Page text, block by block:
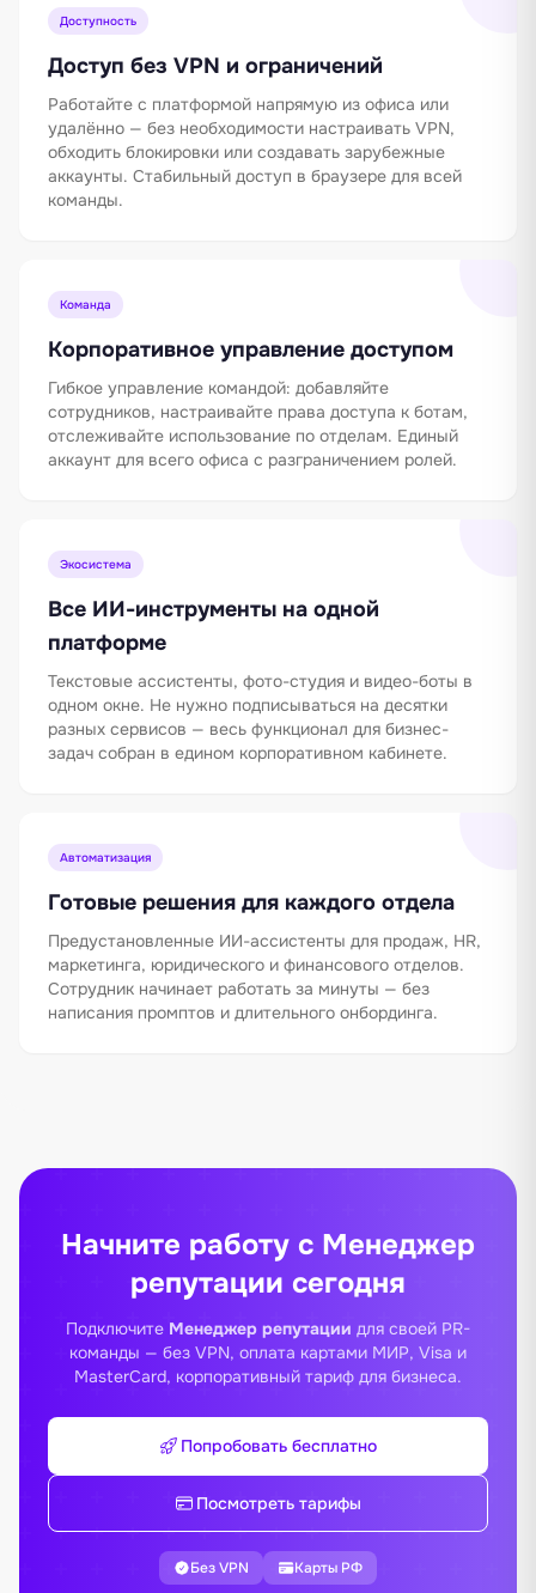
Доступность
Доступ без VPN и ограничений
Работайте с платформой напрямую из офиса или
удалённо — без необходимости настраивать VPN,
обходить блокировки или создавать зарубежные
аккаунты. Стабильный доступ в браузере для всей
команды.
Команда
Корпоративное управление доступом
Гибкое управление командой: добавляйте
сотрудников, настраивайте права доступа к ботам,
отслеживайте использование по отделам. Единый
аккаунт для всего офиса с разграничением ролей.
Экосистема
Все ИИ-инструменты на одной
платформе
Текстовые ассистенты, фото-студия и видео-боты в
одном окне. Не нужно подписываться на десятки
разных сервисов — весь функционал для бизнес-
задач собран в едином корпоративном кабинете.
Автоматизация
Готовые решения для каждого отдела
Предустановленные ИИ-ассистенты для продаж, HR,
маркетинга, юридического и финансового отделов.
Сотрудник начинает работать за минуты — без
написания промптов и длительного онбординга.
Начните работу с Менеджер
репутации сегодня
Подключите Менеджер репутации для своей PR-
команды — без VPN, оплата картами МИР, Visa и
MasterCard, корпоративный тариф для бизнеса.
Попробовать бесплатно
Посмотреть тарифы
Без VPN Карты РФ